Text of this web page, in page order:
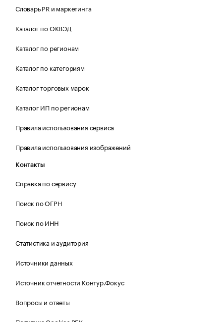
Словарь PR и маркетинга
Каталог по ОКВЭД
Каталог по регионам
Каталог по категориям
Каталог торговых марок
Каталог ИП по регионам
Правила использования сервиса
Правила использования изображений
Контакты
Справка по сервису
Поиск по ОГРН
Поиск по ИНН
Статистика и аудитория
Источники данных
Источник отчетности Контур.Фокус
Вопросы и ответы